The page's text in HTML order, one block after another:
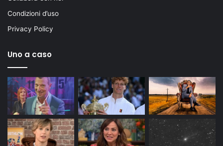
Condizioni d’uso
Privacy Policy
Uno a caso